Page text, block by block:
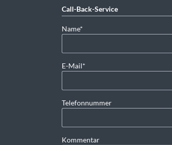
Call-Back-Service
Pflichtfeld
Name*
Pflichtfeld
E-Mail*
Telefonnummer
Kommentar